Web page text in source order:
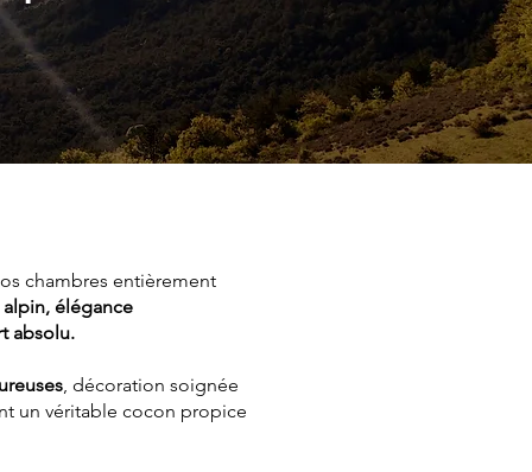
chambres entièrement
élégance
absolu.
, décoration soignée
un véritable cocon propice